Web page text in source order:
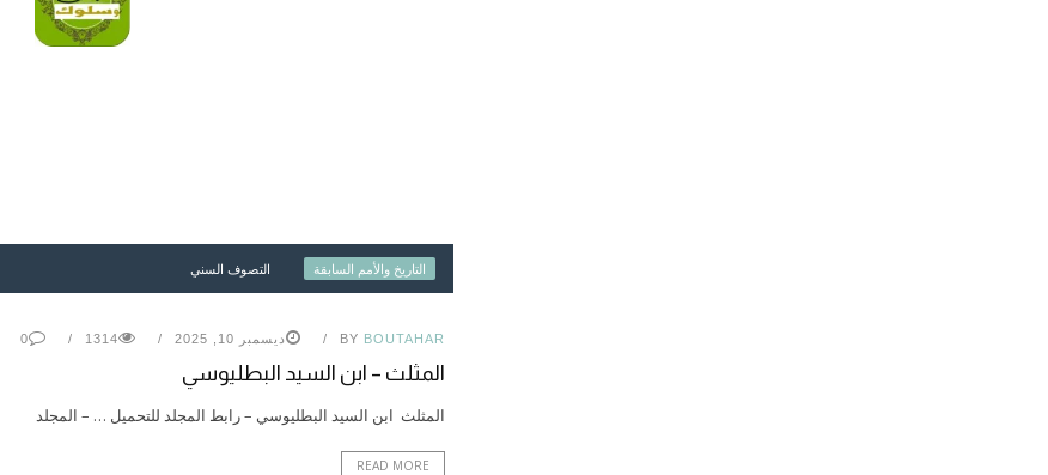
التاريخ والأمم السابقة التصوف السني
BY BOUTAHAR ديسمبر 10, 2025 1314
0
المثلث – ابن السيد البطليوسي
المثلث ابن السيد البطليوسي – رابط المجلد للتحميل … – المجلد
READ MORE